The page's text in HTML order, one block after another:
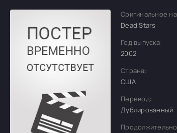
Оригинальное
Dead Stars
Год выпуска:
2002
Страна:
США
Перевод:
Дублированный